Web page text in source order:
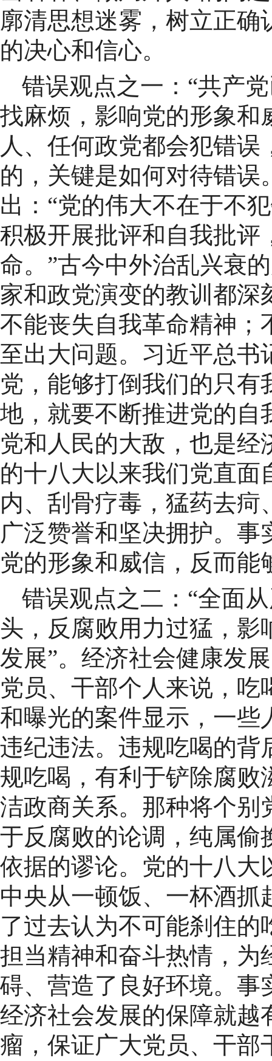
廓清思想迷雾，树立正
的决心和信心。
错误观点之一：“共产
找麻烦，影响党的形象和
人、任何政党都会犯错
的，关键是如何对待错
出：“党的伟大不在于不
积极开展批评和自我批评
命。”古今中外治乱兴衰
家和政党演变的教训都
不能丧失自我革命精神；
至出大问题。习近平总书
党，能够打倒我们的只
地，就要不断推进党的自
党和人民的大敌，也是
的十八大以来我们党直
内、刮骨疗毒，猛药去
广泛赞誉和坚决拥护。
党的形象和威信，反而
错误观点之二：“全面
头，反腐败用力过猛，
发展”。经济社会健康发
党员、干部个人来说，
和曝光的案件显示，一些
违纪违法。违规吃喝的背
规吃喝，有利于铲除腐败
洁政商关系。那种将个别
于反腐败的论调，纯属偷
依据的谬论。党的十八大
中央从一顿饭、一杯酒
了过去认为不可能刹住
担当精神和奋斗热情，为
碍、营造了良好环境。事
经济社会发展的保障就越
瘤，保证广大党员、干部